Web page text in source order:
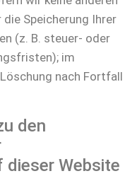
Speicherung Ihrer
(z. B. steuer- oder
im
nach Fortfall
den
dieser Website